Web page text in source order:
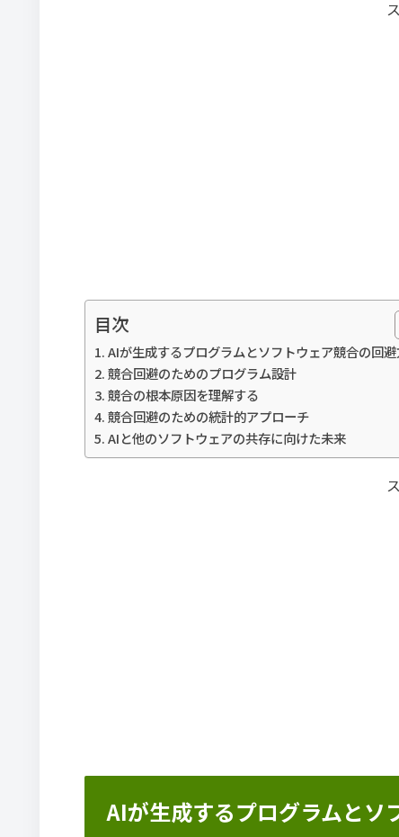
目次
AIが生成するプログラムとソフトウェア競合の回
競合回避のためのプログラム設計
競合の根本原因を理解する
競合回避のための統計的アプローチ
AIと他のソフトウェアの共存に向けた未来
AIが生成するプログラムとソ